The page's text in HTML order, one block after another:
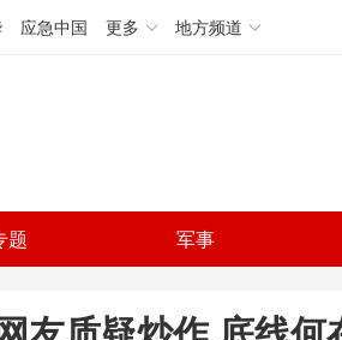
应急中国 更多 地方频道
题 军事